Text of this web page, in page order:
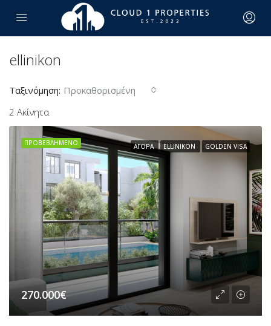
ellinikon
2 Ακίνητα
Ταξινόμηση: Προκαθορισμένη
ΠΡΟΒΕΒΛΗΜΈΝΟ ΑΓΟΡΆ ELLINIKON GOLDEN VISA
270.000€